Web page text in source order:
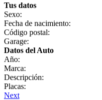
Tus datos
Sexo:
Fecha de nacimiento:
Código postal:
Garage:
Datos del Auto
Año:
Marca:
Descripción:
Placas:
Next